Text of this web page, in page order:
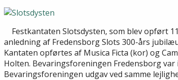
Festkantaten Slotsdysten, som blev opført
anledning af Fredensborg Slots 300-års
Kantaten opførtes af Musica Ficta (kor) og
Holten. Bevaringsforeningen Fredensborg
Bevaringsforeningen udgav ved samme